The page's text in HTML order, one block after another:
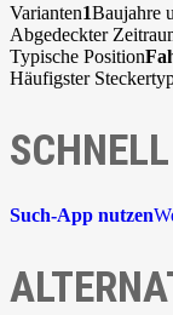
Varianten1Baujahre
Abgedeckter
Typische Position
Häufigster
Such-App nutzen